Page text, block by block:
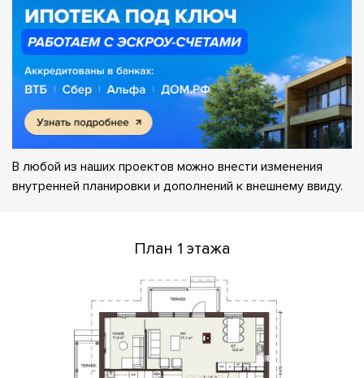
В любой из наших проектов можно внести изменения
внутренней планировки и дополнений к внешнему ввиду.
План 1 этажа